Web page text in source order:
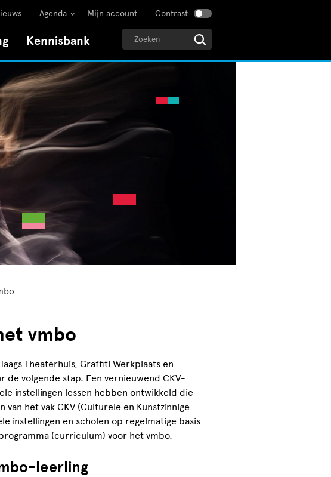
Agenda Mijn account Contrast
Kennisbank
vmbo
Theaterhuis, Graffiti Werkplaats en
de volgende stap. Een vernieuwend CKV-
instellingen lessen hebben ontwikkeld die
van het vak CKV (Culturele en Kunstzinnige
instellingen en scholen op regelmatige basis
(curriculum) voor het vmbo.
leerling